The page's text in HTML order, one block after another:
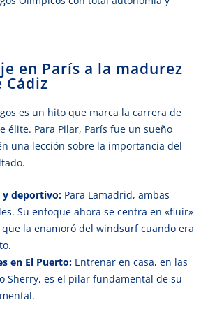
en París a la madurez
Cádiz
es un hito que marca la carrera de
élite. Para Pilar, París fue un sueño
una lección sobre la importancia del
y deportivo: Para Lamadrid, ambas
Su enfoque ahora se centra en «fluir»
la enamoró del windsurf cuando era
en El Puerto: Entrenar en casa, en las
Sherry, es el pilar fundamental de su